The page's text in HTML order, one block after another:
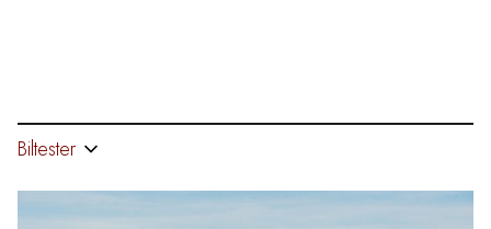
Biltester